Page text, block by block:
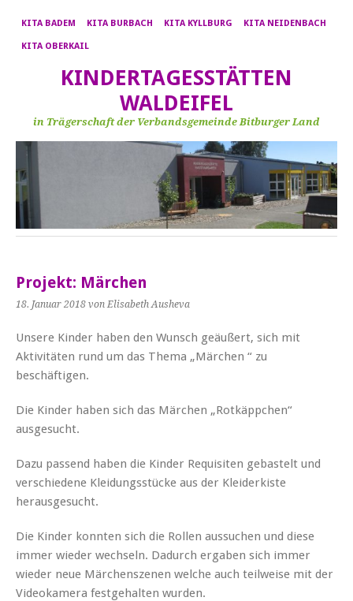
KITA BADEM KITA BURBACH KITA KYLLBURG KITA NEIDENBACH
KITA OBERKAIL
KINDERTAGESSTÄTTEN
WALDEIFEL
in Trägerschaft der Verbandsgemeinde Bitburger Land
Projekt: Märchen
18. Januar 2018 von Elisabeth Ausheva
Unsere Kinder haben den Wunsch geäußert, sich mit
Aktivitäten rund um das Thema „Märchen “ zu
beschäftigen.
Die Kinder haben sich das Märchen „Rotkäppchen“
ausgesucht.
Dazu passend haben die Kinder Requisiten gebastelt und
verschiedene Kleidungsstücke aus der Kleiderkiste
herausgesucht.
Die Kinder konnten sich die Rollen aussuchen und diese
immer wieder wechseln. Dadurch ergaben sich immer
wieder neue Märchenszenen welche auch teilweise mit der
Videokamera festgehalten wurden.